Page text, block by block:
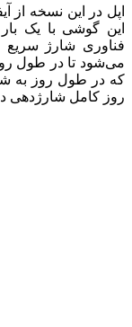
اپل در این نسخه از
می‌شود تا در طول
که در طول روز به
روز کامل شارژدهی